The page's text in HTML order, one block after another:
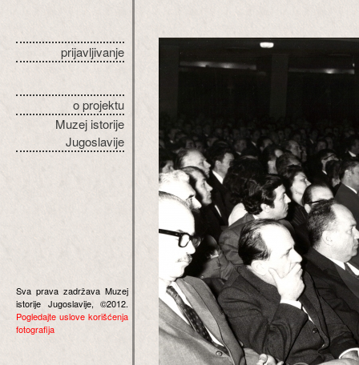
prijavljivanje
o projektu
Muzej istorije
Jugoslavije
Sva prava zadržava Muzej
istorije Jugoslavije, ©2012.
Pogledajte uslove korišćenja
fotografija